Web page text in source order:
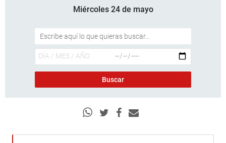
Miércoles 24 de mayo